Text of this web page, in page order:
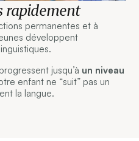
rapidement
permanentes et à
développent
jusqu’à un niveau
enfant ne “suit” pas un
la langue.